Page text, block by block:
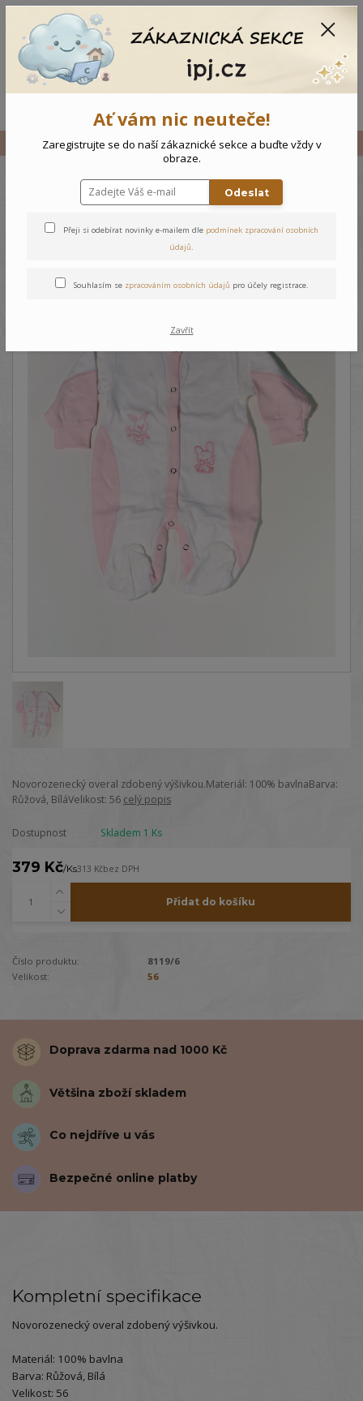
Vše Novorozenecký overal Zajíčci
Novorozenecký overal Zajíčci
Novorozenecký overal zdobený výšivkou.Materiál: 100% bavlnaBarva:
Růžová, BíláVelikost: 56 celý popis
Dostupnost Skladem 1 Ks
379 Kč/Ks313 Kčbez DPH
Přidat do košíku
Číslo produktu:
8119/6
Velikost:
56
Doprava zdarma nad 1000 Kč
Většina zboží skladem
Co nejdříve u vás
Bezpečné online platby
Kompletní specifikace
Novorozenecký overal zdobený výšivkou.
Materiál: 100% bavlna
Barva: Růžová, Bílá
Velikost: 56
Ať vám nic neuteče!
Zaregistrujte se do naší zákaznické sekce a buďte vždy v
obraze.
Odeslat
Přeji si odebírat novinky e-mailem dle podmínek zpracování osobních
údajů.
Souhlasím se zpracováním osobních údajů pro účely registrace.
Zavřít